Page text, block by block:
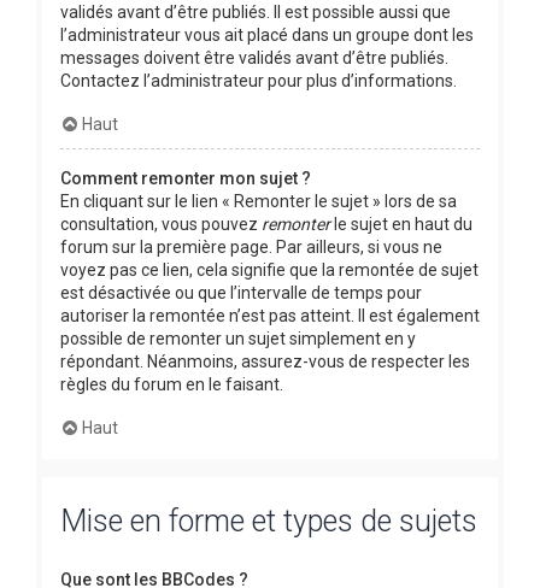
validés avant d’être publiés. Il est possible aussi que
l’administrateur vous ait placé dans un groupe dont les
messages doivent être validés avant d’être publiés.
Contactez l’administrateur pour plus d’informations.
Haut
Comment remonter mon sujet ?
En cliquant sur le lien « Remonter le sujet » lors de sa
consultation, vous pouvez remonterle sujet en haut du
forum sur la première page. Par ailleurs, si vous ne
voyez pas ce lien, cela signifie que la remontée de sujet
est désactivée ou que l’intervalle de temps pour
autoriser la remontée n’est pas atteint. Il est également
possible de remonter un sujet simplement en y
répondant. Néanmoins, assurez-vous de respecter les
règles du forum en le faisant.
Haut
Mise en forme et types de sujets
Que sont les BBCodes ?